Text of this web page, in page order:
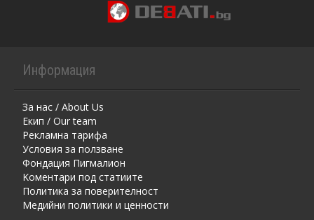
Информация
За нас / About Us
Екип / Our team
Рекламна тарифа
Условия за ползване
Фондация Пигмалион
Kоментaри под статиите
Политика за поверителност
Медийни политики и ценности